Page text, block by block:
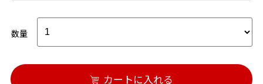
数量
カートに入れる